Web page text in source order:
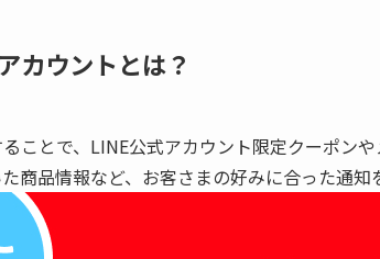
カウントとは？
ことで、LINE公式アカウント限定クーポン
商品情報など、お客さまの好みに合った通知